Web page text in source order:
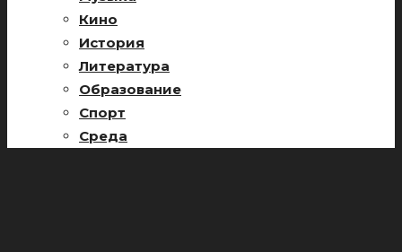
Кино
История
Литература
Образование
Спорт
Среда